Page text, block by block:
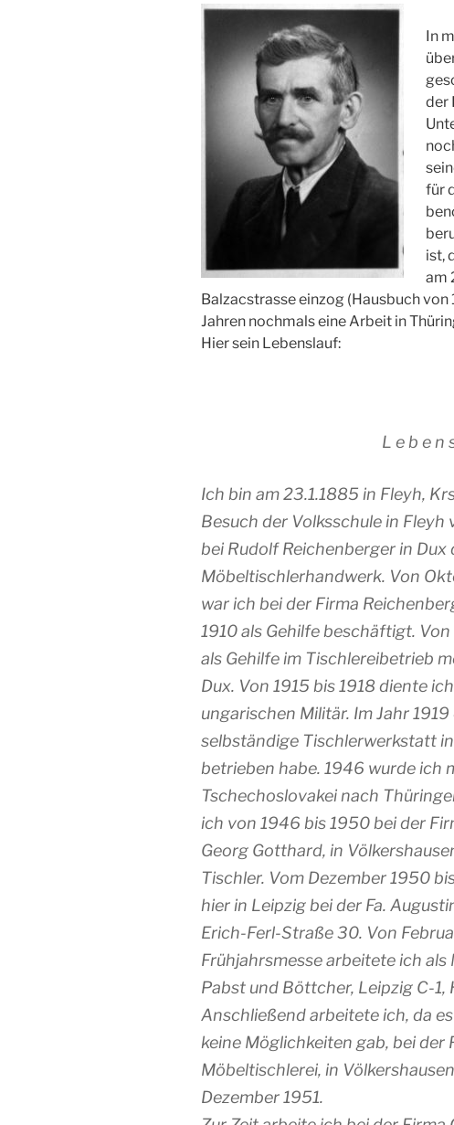
In
der
für
ist,
am
Balzacstrasse einzog (Hausbuch
Jahren nochmals eine Arbeit in
Hier sein Lebenslauf:
L e b e n
Ich bin am 23.1.1885 in Fleyh,
Besuch der Volksschule in
bei Rudolf Reichenberger in Dux
Möbeltischlerhandwerk. Von
war ich bei der Firma
1910 als Gehilfe beschäftigt.
als Gehilfe im Tischlereibetrieb
Dux. Von 1915 bis 1918 diente
ungarischen Militär. Im Jahr
selbständige Tischlerwerkstatt
betrieben habe. 1946 wurde ich
Tschechoslovakei nach
ich von 1946 bis 1950 bei der
Georg Gotthard, in
Tischler. Vom Dezember 1950
hier in Leipzig bei der Fa.
Erich-Ferl-Straße 30. Von
Frühjahrsmesse arbeitete ich als
Pabst und Böttcher, Leipzig C-1,
Anschließend arbeitete ich, da
keine Möglichkeiten gab, bei der
Möbeltischlerei, in
Dezember 1951.